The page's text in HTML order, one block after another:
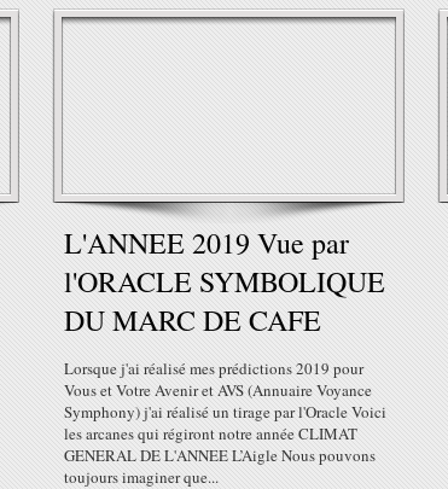
L'ANNEE 2019 Vue par
l'ORACLE SYMBOLIQUE
DU MARC DE CAFE
Lorsque j'ai réalisé mes prédictions 2019 pour
Vous et Votre Avenir et AVS (Annuaire Voyance
Symphony) j'ai réalisé un tirage par l'Oracle Voici
les arcanes qui régiront notre année CLIMAT
GENERAL DE L'ANNEE L’Aigle Nous pouvons
toujours imaginer que...